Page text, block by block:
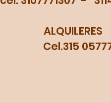
ALQUILERES
Cel.315